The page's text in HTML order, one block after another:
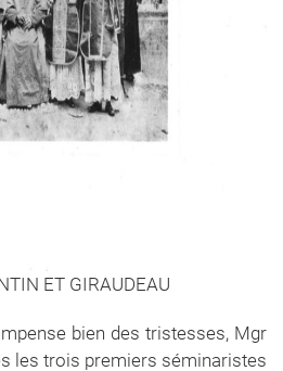
ET GIRAUDEAU
bien des tristesses, Mgr
les trois premiers séminaristes